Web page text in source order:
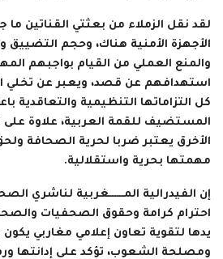
لقد نقل الزملاء من بعثتي القناتين ما
الأجهزة الأمنية هناك، وحجم التضييق
والمنع العملي من القيام بواجبهم
استهدافهم عن قصد، ويعبر عن تخلي
كل التزاماتها التنظيمية والتعاقدية
المستضيف للقمة العربية، علاوة
الأخرق يعتبر ضربا لحرية الصحافة
مهمتها بحرية واستقلالية.
إن الفيدرالية المــــــغربية لناشري
احترام كرامة وحقوق الصحفيات
يدها لتقوية تعاون إعلامي مغاربي يكون
ومصلحة الشعوب، تؤكد على إدانتها